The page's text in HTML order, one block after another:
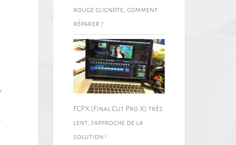
,
rouge clignote, comment
réparer ?
FCPX (Final Cut Pro X) très
lent, j’approche de la
solution !